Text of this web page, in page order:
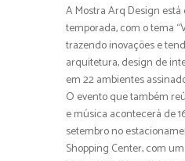
A Mostra Arq Design está
temporada, com o tema
trazendo inovações e
arquitetura, design de
em 22 ambientes
O evento que também
e música acontecerá de
setembro no
Shopping Center, com